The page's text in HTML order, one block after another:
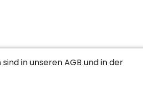
in unserenAGB und in der